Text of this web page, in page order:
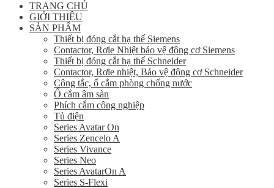
TRANG CHỦ
GIỚI THIỆU
SẢN PHẨM
Thiết bị đóng cắt hạ thế Siemens
Contactor, Rơle Nhiệt bảo vệ động cơ Siemens
Thiết bị đóng cắt hạ thế Schneider
Contactor, Rơle nhiệt, Bảo vệ động cơ Schneider
Công tắc, ổ cắm phòng chống nước
Ổ cắm âm sàn
Phích cắm công nghiệp
Tủ điện
Series Avatar On
Series Zencelo A
Series Vivance
Series Neo
Series AvatarOn A
Series S-Flexi